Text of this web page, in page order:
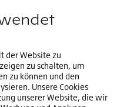
Website.Ein
auswählen
DE
der Website zu
zu schalten, um
zu können und den
Unsere Cookies
unserer Website, die wir